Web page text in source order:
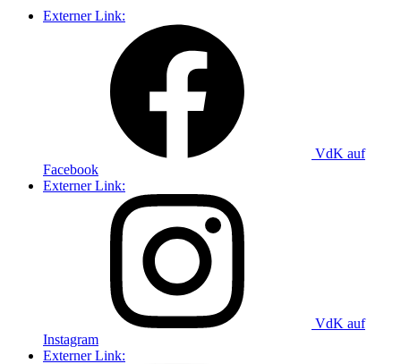
Externer Link:
VdK auf
Facebook
Externer Link:
VdK auf
Instagram
Externer Link: